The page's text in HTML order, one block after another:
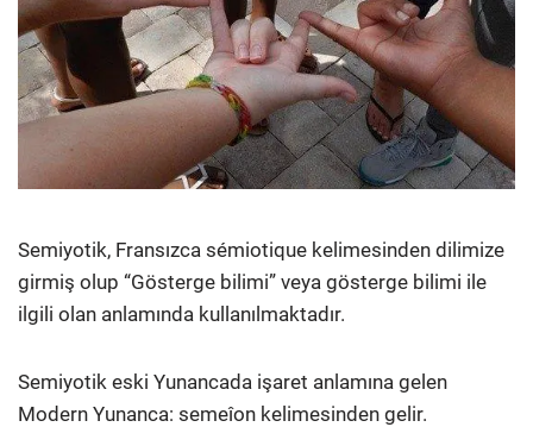
Semiyotik, Fransızca sémiotique kelimesinden dilimize
girmiş olup “Gösterge bilimi” veya gösterge bilimi ile
ilgili olan anlamında kullanılmaktadır.
Semiyotik eski Yunancada işaret anlamına gelen
Modern Yunanca: semeîon kelimesinden gelir.